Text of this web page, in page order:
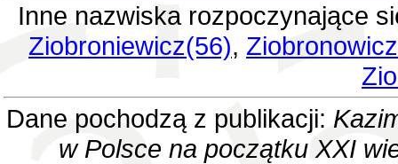
Inne nazwiska rozpoczynające
Ziobroniewicz(56),
Dane pochodzą z publikacji:
w Polsce na początku XXI